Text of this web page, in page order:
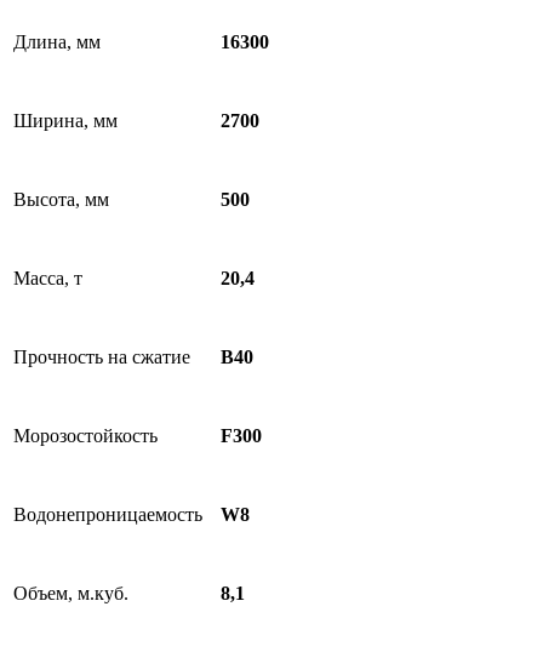
Длина, мм 16300
Ширина, мм 2700
Высота, мм 500
Масса, т 20,4
Прочность на сжатие В40
Морозостойкость F300
Водонепроницаемость W8
Объем, м.куб. 8,1